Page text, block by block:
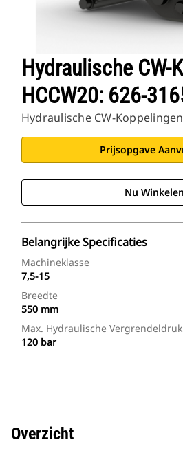
Hydraulische CW-
HCCW20: 626-
Hydraulische CW-Koppelingen
Prijsopgave
Nu Winkelen
Belangrijke Specificaties
Machineklasse
7,5-15
Breedte
550 mm
Max. Hydraulische Vergrendeldruk
120 bar
Overzicht